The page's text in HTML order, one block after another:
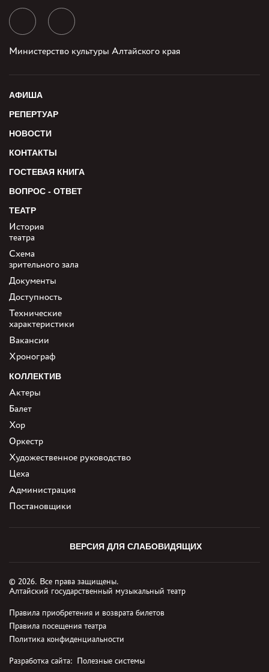
Министерство культуры Алтайского края
АФИША
РЕПЕРТУАР
НОВОСТИ
КОНТАКТЫ
ГОСТЕВАЯ КНИГА
ВОПРОС - ОТВЕТ
ТЕАТР
История
театра
Схема
зрительного зала
Документы
Доступность
Технические
характеристики
Вакансии
Хронограф
КОЛЛЕКТИВ
Актеры
Балет
Хор
Оркестр
Художественное руководство
Цеха
Администрация
Постановщики
ВЕРСИЯ ДЛЯ СЛАБОВИДЯЩИХ
© 2026. Все права защищены.
Алтайский государственный музыкальный театр
Правила приобретения и возврата билетов
Правила посещения театра
Политика конфиденциальности
Разработка сайта: Полезные системы